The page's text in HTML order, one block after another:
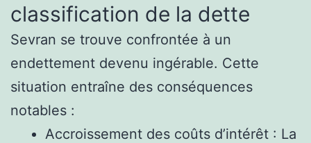
classification de la dette
Sevran se trouve confrontée à un
endettement devenu ingérable. Cette
situation entraîne des conséquences
notables :
Accroissement des coûts d’intérêt : La